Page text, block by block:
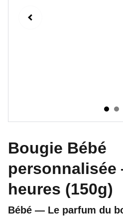
Bougie Bébé
heures (150g)
Bébé — Le parfum du